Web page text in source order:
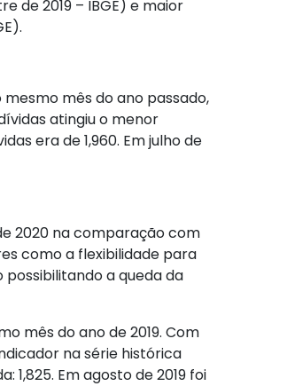
de 2019 – IBGE) e maior
mês do ano passado,
atingiu o menor
era de 1,960. Em julho de
2020 na comparação com
como a flexibilidade para
a queda da
mês do ano de 2019. Com
na série histórica
Em agosto de 2019 foi